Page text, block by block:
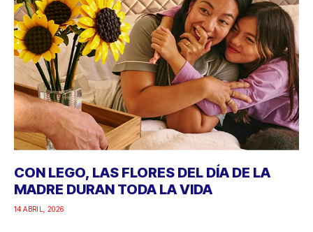
CON LEGO, LAS FLORES DEL DÍA DE LA
MADRE DURAN TODA LA VIDA
14 ABRIL, 2026